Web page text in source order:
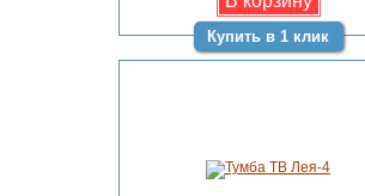
Купить в 1 клик